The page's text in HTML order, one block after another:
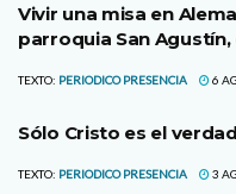
Vivir una misa en
parroquia San Agustín,
TEXTO: PERIODICO PRESENCIA 6
Sólo Cristo es el
TEXTO: PERIODICO PRESENCIA 3